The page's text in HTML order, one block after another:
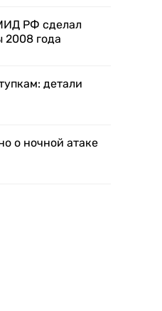
РФ сделал
2008 года
детали
о ночной атаке